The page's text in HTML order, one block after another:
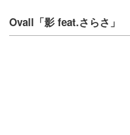
Ovall「影 feat.さらさ」